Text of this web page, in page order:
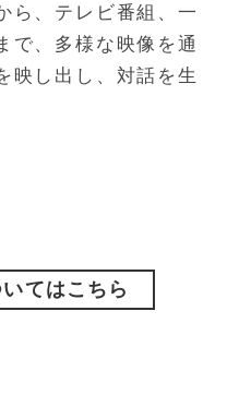
ら、テレビ番組、一
で、多様な映像を通
映し出し、対話を生
てはこちら